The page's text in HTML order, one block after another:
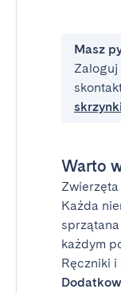
Masz
Zaloguj
Warto
Zwierzęta
Każda
każdym
Ręczniki